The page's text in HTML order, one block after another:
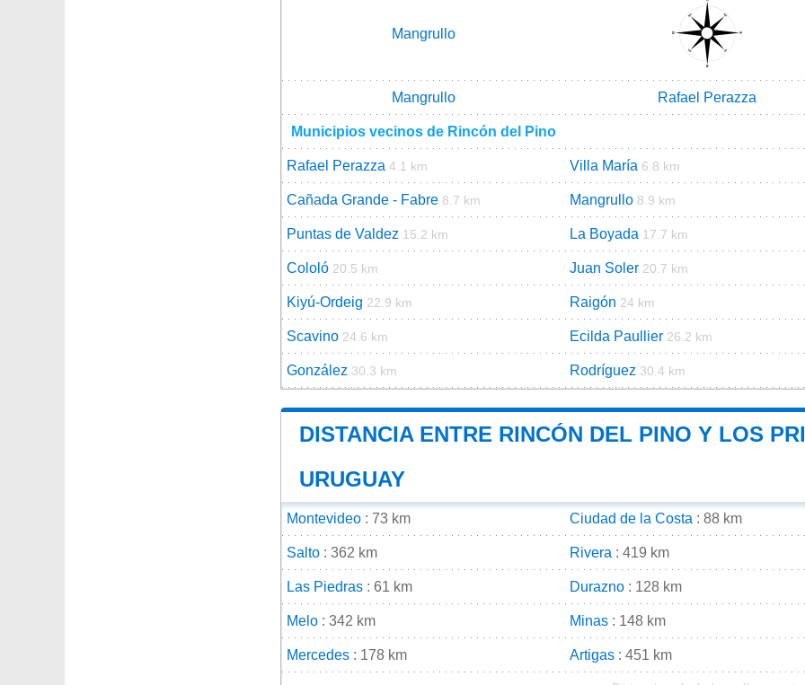
Mangrullo
Mangrullo Rafael Perazza
Municipios vecinos de Rincón del Pino
Rafael Perazza 4.1 km Villa María 6.8 km
Cañada Grande - Fabre 8.7 km Mangrullo 8.9 km
Puntas de Valdez 15.2 km La Boyada 17.7 km
Cololó 20.5 km Juan Soler 20.7 km
Kiyú-Ordeig 22.9 km Raigón 24 km
Scavino 24.6 km Ecilda Paullier 26.2 km
González 30.3 km Rodríguez 30.4 km
DISTANCIA ENTRE RINCÓN DEL PINO Y LOS
URUGUAY
Montevideo : 73 km Ciudad de la Costa : 88 km
Salto : 362 km Rivera : 419 km
Las Piedras : 61 km Durazno : 128 km
Melo : 342 km Minas : 148 km
Mercedes : 178 km Artigas : 451 km